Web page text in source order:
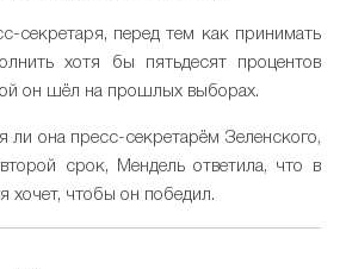
секретаря, перед тем как принимать
хотя бы пятьдесят процентов
он шёл на прошлых выборах.
ли она пресс-секретарём Зеленского,
срок, Мендель ответила, что в
хочет, чтобы он победил.